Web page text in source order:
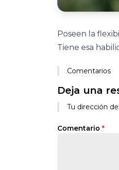
Poseen la
Tiene esa
Comentarios
Deja una
Tu dirección
Comentario *